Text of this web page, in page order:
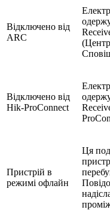
Відключено від
ARC
Відключено від
Hik-ProConnect
Пристрій в
режимі офлайн
Ця